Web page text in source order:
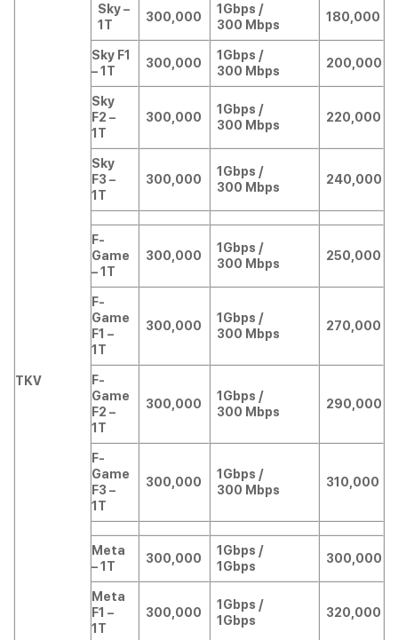
TKV
Sky –
1T
300,000
1Gbps /
300 Mbps
180,000
Sky F1
– 1T
300,000
1Gbps /
300 Mbps
200,000
Sky
F2 –
1T
300,000
1Gbps /
300 Mbps
220,000
Sky
F3 –
1T
300,000
1Gbps /
300 Mbps
240,000
F-
Game
– 1T
300,000
1Gbps /
300 Mbps
250,000
F-
Game
F1 –
1T
300,000
1Gbps /
300 Mbps
270,000
F-
Game
F2 –
1T
300,000
1Gbps /
300 Mbps
290,000
F-
Game
F3 –
1T
300,000
1Gbps /
300 Mbps
310,000
Meta
– 1T
300,000
1Gbps /
1Gbps
300,000
Meta
F1 –
1T
300,000
1Gbps /
1Gbps
320,000